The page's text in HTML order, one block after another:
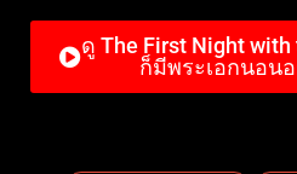
ดู The First Night
ก็มีพระเอกนอน